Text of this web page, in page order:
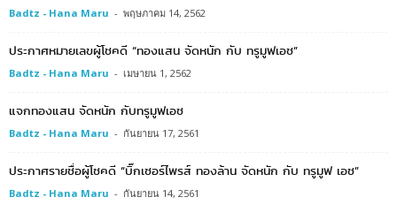
Badtz - Hana Maru - พฤษภาคม 14, 2562
ประกาศหมายเลขผู้โชคดี “ทองแสน จัดหนัก กับ ทรูมูฟเอช”
Badtz - Hana Maru - เมษายน 1, 2562
แจกทองแสน จัดหนัก กับทรูมูฟเอช
Badtz - Hana Maru - กันยายน 17, 2561
ประกาศรายชื่อผู้โชคดี “บิ๊กเซอร์ไพรส์ ทองล้าน จัดหนัก กับ ทรูมูฟ เอช”
Badtz - Hana Maru - กันยายน 14, 2561